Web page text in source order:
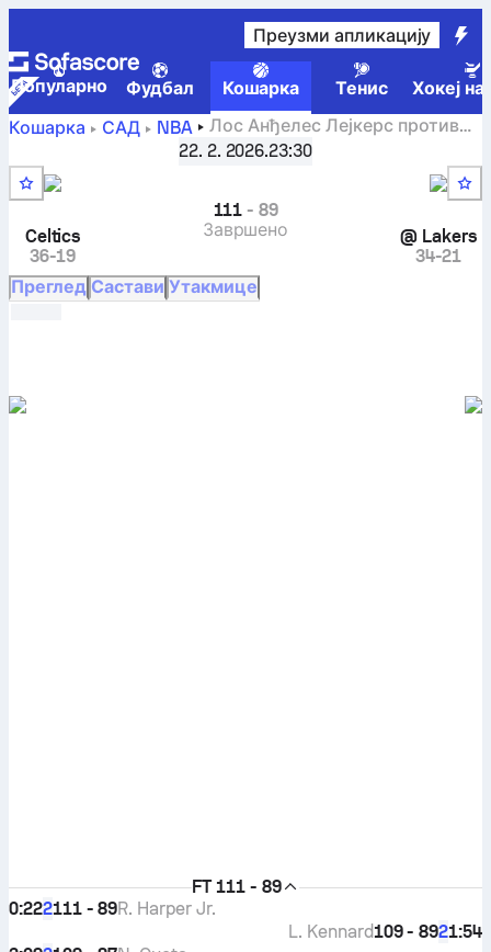
Преузми апликацију
Популарно Фудбал Кошарка Тенис
Хокеј
Кошарка
САД NBA
Лос Анђелес Лејкерс против
Бостон Селтикс резултати уживо, директни сусрети,
распоред, прогнозе и статистика
22. 2. 2026.23:30
Celtics
36-19
111 - 89
Завршено
@ Lakers
34-21
Преглед Састави Утакмице
FT 111 - 89
0:222111 - 89R. Harper Jr.
1:54
2
109 - 89
L. Kennard